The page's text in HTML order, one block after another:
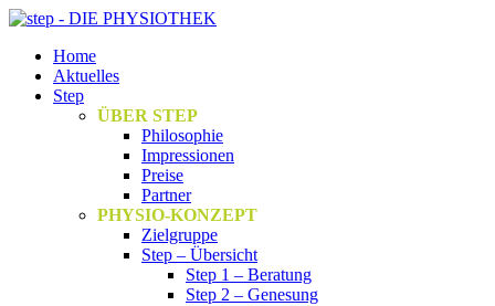
Home
Aktuelles
Step
ÜBER STEP
Philosophie
Impressionen
Preise
Partner
PHYSIO-KONZEPT
Zielgruppe
Step – Übersicht
Step 1 – Beratung
Step 2 – Genesung